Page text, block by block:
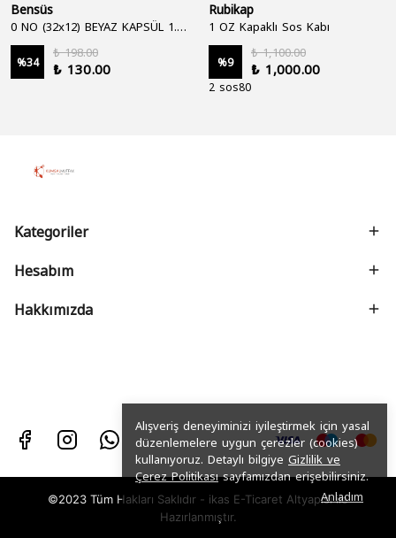
Alışveriş deneyiminizi iyileştirmek için yasal
düzenlemelere uygun çerezler (cookies)
kullanıyoruz. Detaylı bilgiye Gizlilik ve
Çerez Politikasısayfamızdan erişebilirsiniz.
Anladım
Bensüs
%34
₺ 198.00
₺ 130.00
Rubikap
1 OZ Kapaklı Sos Kabı
%9
₺ 1,100.00
₺ 1,000.00
2 sos80
Kategoriler
Hesabım
Hakkımızda
©2023 Tüm Hakları Saklıdır - ikas E-Ticaret Altyapısı ile
Hazırlanmıştır.